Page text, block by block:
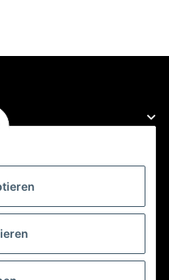
Bestellungen auch